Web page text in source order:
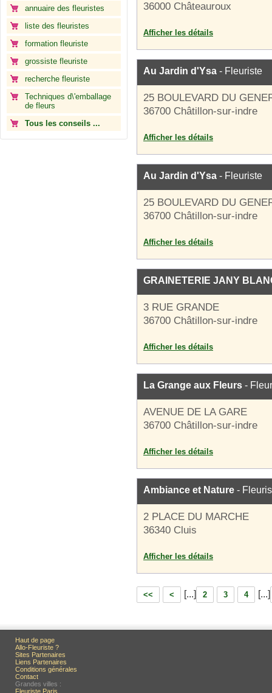
annuaire des fleuristes
liste des fleuristes
formation fleuriste
grossiste fleuriste
recherche fleuriste
Techniques d\'emballage
de fleurs
Tous les conseils ...
36000 Châteauroux
Afficher les détails
Au Jardin d'Ysa - Fleuriste
25 BOULEVARD DU
36700 Châtillon-sur-indre
Afficher les détails
Au Jardin d'Ysa - Fleuriste
25 BOULEVARD DU
36700 Châtillon-sur-indre
Afficher les détails
GRAINETERIE JANY
3 RUE GRANDE
36700 Châtillon-sur-indre
Afficher les détails
La Grange aux Fleurs -
AVENUE DE LA GARE
36700 Châtillon-sur-indre
Afficher les détails
Ambiance et Nature -
2 PLACE DU MARCHE
36340 Cluis
Afficher les détails
<< < [...] 2 3 4 [...]
Haut de page
Allo-Fleuriste ?
Sites Partenaires
Liens Partenaires
Conditions générales
Contact
Grandes villes :
Fleuriste Paris